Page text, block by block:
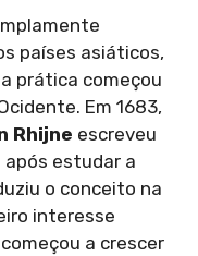
países asiáticos,
prática começou
Em 1683,
Rhijne escreveu
estudar a
o conceito na
interesse
a crescer